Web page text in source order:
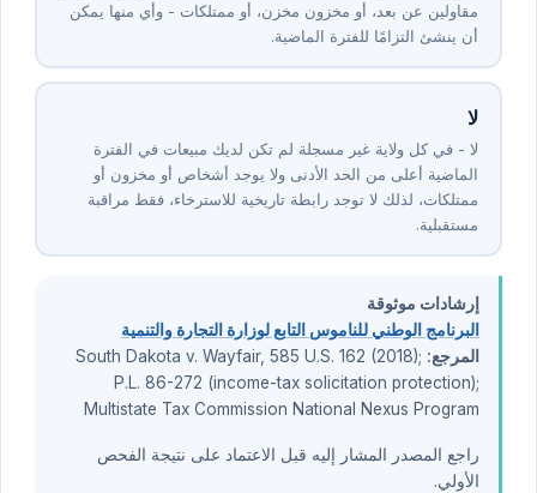
مقاولين عن بعد، أو مخزون مخزن، أو ممتلكات - وأي منها يمكن
أن ينشئ التزامًا للفترة الماضية.
لا
لا - في كل ولاية غير مسجلة لم تكن لديك مبيعات في الفترة
الماضية أعلى من الحد الأدنى ولا يوجد أشخاص أو مخزون أو
ممتلكات، لذلك لا توجد رابطة تاريخية للاسترخاء، فقط مراقبة
مستقبلية.
إرشادات موثوقة
البرنامج الوطني للناموس التابع لوزارة التجارة والتنمية
المرجع: South Dakota v. Wayfair, 585 U.S. 162 (2018);
P.L. 86-272 (income-tax solicitation protection);
Multistate Tax Commission National Nexus Program
راجع المصدر المشار إليه قبل الاعتماد على نتيجة الفحص
الأولي.